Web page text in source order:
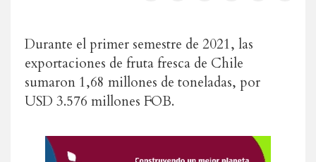
Durante el primer semestre de 2021, las
exportaciones de fruta fresca de Chile
sumaron 1,68 millones de toneladas, por
USD 3.576 millones FOB.